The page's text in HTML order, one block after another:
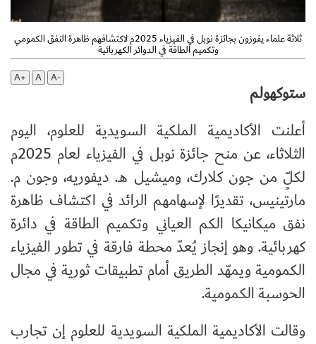
ثلاثة علماء يفوزون بجائزة نوبل في الفيزياء 2025م لاكتشافهم ظاهرة النفق الكمومي
وتكميم الطاقة في الدوائر الكهربائية
A+
A A-
ستوكهولم
أعلنت الأكاديمية الملكية السويدية للعلوم، اليوم
الثلاثاء، عن منح جائزة نوبل في الفيزياء لعام 2025م
لكلٍّ من جون كلارك، وميشيل هـ. ديفوريه، وجون م.
مارتينيس، تقديرًا لإسهامهم الرائد في اكتشاف ظاهرة
نفق ميكانيكا الكم العياني وتكميم الطاقة في دائرة
كهربائية. وهو إنجاز يُعدّ محطة فارقة في تطور الفيزياء
الكمومية ويمهّد الطريق أمام تطبيقات ثورية في مجال
الحوسبة الكمومية.
وقالت الأكاديمية الملكية السويدية للعلوم إن تجارب